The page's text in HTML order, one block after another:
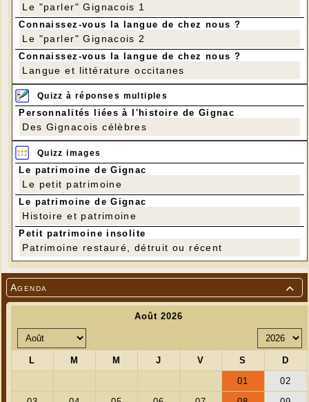

Agenda
Le "parler" Gignacois 1
Connaissez-vous la langue de chez nous ?
Le "parler" Gignacois 2
Connaissez-vous la langue de chez nous ?
Langue et littérature occitanes
Quizz à réponses multiples
Personnalités liées à l'histoire de Gignac
Des Gignacois célèbres
Quizz images
Le patrimoine de Gignac
Le petit patrimoine
Le patrimoine de Gignac
Histoire et patrimoine
Petit patrimoine insolite
Patrimoine restauré, détruit ou récent